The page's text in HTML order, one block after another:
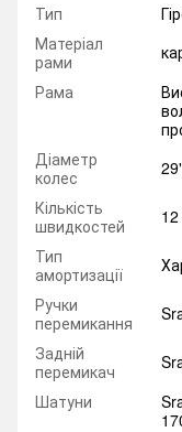
Тип
Матеріал
рами
Рама
Діаметр
колес
Кількість
швидкостей
12
Тип
амортизації
Ручки
перемикання
Задній
перемикач
Шатуни